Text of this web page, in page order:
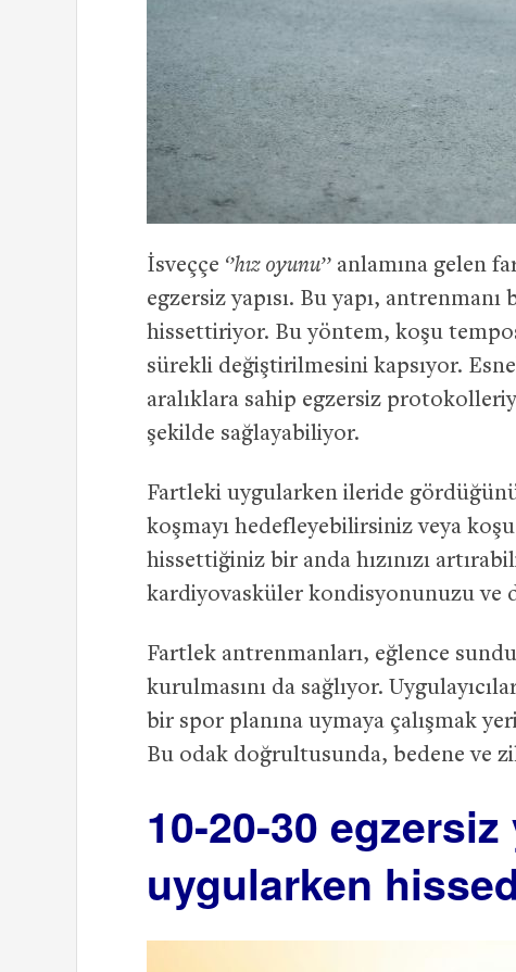
İsveççe ‘’hız oyunu’’ anlamına gelen
egzersiz yapısı. Bu yapı,
hissettiriyor. Bu yöntem, koşu
sürekli değiştirilmesini kapsıyor.
aralıklara sahip egzersiz
şekilde sağlayabiliyor.
Fartleki uygularken ileride
koşmayı hedefleyebilirsiniz veya
hissettiğiniz bir anda hızınızı
kardiyovasküler kondisyonunuzu ve
Fartlek antrenmanları, eğlence
kurulmasını da sağlıyor.
bir spor planına uymaya çalışmak
Bu odak doğrultusunda, bedene ve
10-20-30
uygularken